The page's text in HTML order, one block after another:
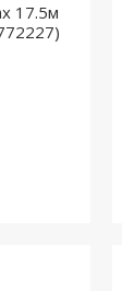
17.5м